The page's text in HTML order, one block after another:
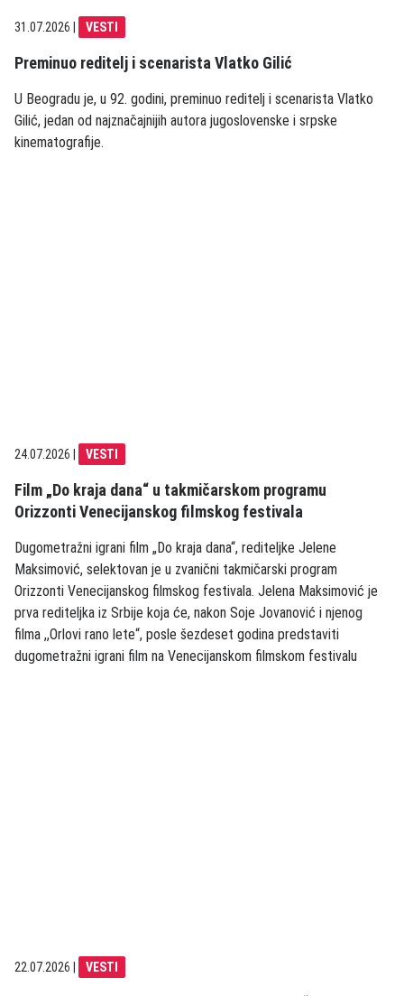
31.07.2026 VESTI
Preminuo reditelj i scenarista Vlatko Gilić
U Beogradu je, u 92. godini, preminuo reditelj i scenarista Vlatko
Gilić, jedan od najznačajnijih autora jugoslovenske i srpske
kinematografije.
24.07.2026 VESTI
Film „Do kraja dana“ u takmičarskom programu
Orizzonti Venecijanskog filmskog festivala
Dugometražni igrani film „Do kraja dana“, rediteljke Jelene
Maksimović, selektovan je u zvanični takmičarski program
Orizzonti Venecijanskog filmskog festivala. Jelena Maksimović je
prva rediteljka iz Srbije koja će, nakon Soje Jovanović i njenog
filma ,,Orlovi rano lete“, posle šezdeset godina predstaviti
dugometražni igrani film na Venecijanskom filmskom festivalu
22.07.2026 VESTI